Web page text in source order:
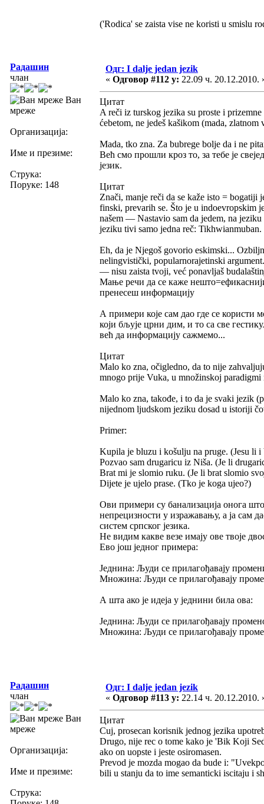
('Rodica' se zaista vise ne koristi u smislu
Радашин
члан
Ван
мреже
Организација:
Име и презиме:
Струка:
Поруке: 148
Одг: I dalje jedan jezik
« Одговор #112 у: 22.09 ч. 20.12.2010.
Цитат
A reči iz turskog jezika su proste i
ćebetom, ne jedeš kašikom (mada,
Mada, tko zna. Za bubrege bolje da i ne
Већ смо прошли кроз то, за тебе је
језик.
Цитат
Znači, manje reči da se kaže isto =
finski, prevarih se. Što je u indoevropskim
našem — Nastavio sam da jedem, na
jeziku tivi samo jedna reč: Tikhwianmuban.
Eh, da je Njegoš govorio eskimski...
nelingvistički, popularnorajetinski
— nisu zaista tvoji, već ponavljaš
Мање речи да се каже
пренесеш информацију
А примери које сам дао где се користи
који бљује црни дим, и то са све
већ да информацију сажмемо...
Цитат
Malo ko zna, očigledno, da to nije
mnogo prije Vuka, u množinskoj
Malo ko zna, takođe, i to da je svaki jezik
nijednom ljudskom jeziku dosad u istoriji
Primer:
Kupila je bluzu i košulju na pruge. (Jesu li
Pozvao sam drugaricu iz Niša. (Je li
Brat mi je slomio ruku. (Je li brat slomio
Dijete je ujelo prase. (Tko je koga ujeo?)
Ови примери су банализација онога
непрецизности у изражавању, а ја сам
систем српског језика.
Не видим какве везе имају ове твоје
Ево још једног примера:
Једнина: Људи се прилагођавају
Множина: Људи се прилагођавају
А шта ако је идеја у једнини била ова:
Једнина: Људи се прилагођавају
Множина: Људи се прилагођавају
Радашин
члан
Ван
мреже
Организација:
Име и презиме:
Струка:
Одг: I dalje jedan jezik
« Одговор #113 у: 22.14 ч. 20.12.2010.
Цитат
Cuj, prosecan korisnik jednog jezika
Drugo, nije rec o tome kako je 'Bik Koji
ako on uopste i jeste osiromasen.
Prevod je mozda mogao da bude i:
bili u stanju da to ime semanticki iscitaju i